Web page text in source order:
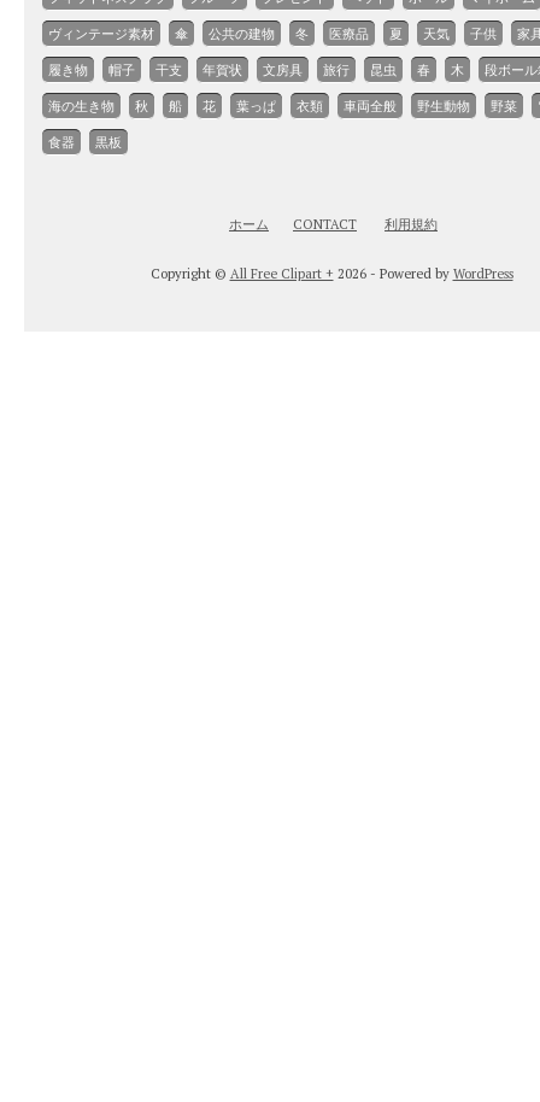
ヴィンテージ素材 傘 公共の建物 冬 医療品 夏 天気 子供 家
履き物 帽子 干支 年賀状 文房具 旅行 昆虫 春 木 段ボー
海の生き物 秋 船 花 葉っぱ 衣類 車両全般 野生動物 野菜
食器 黒板
ホーム CONTACT 利用規約
Copyright © All Free Clipart + 2026 - Powered by WordPress